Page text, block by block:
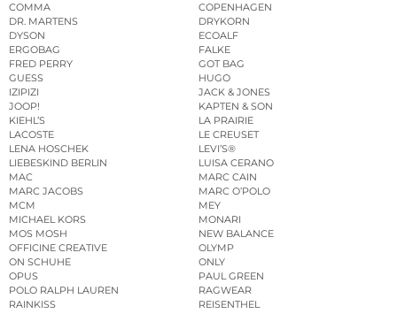
COMMA
COPENHAGEN
DR. MARTENS
DRYKORN
DYSON
ECOALF
ERGOBAG
FALKE
FRED PERRY
GOT BAG
GUESS
HUGO
IZIPIZI
JACK & JONES
JOOP!
KAPTEN & SON
KIEHL’S
LA PRAIRIE
LACOSTE
LE CREUSET
LENA HOSCHEK
LEVI’S®
LIEBESKIND BERLIN
LUISA CERANO
MAC
MARC CAIN
MARC JACOBS
MARC O’POLO
MCM
MEY
MICHAEL KORS
MONARI
MOS MOSH
NEW BALANCE
OFFICINE CREATIVE
OLYMP
ON SCHUHE
ONLY
OPUS
PAUL GREEN
POLO RALPH LAUREN
RAGWEAR
RAINKISS
REISENTHEL